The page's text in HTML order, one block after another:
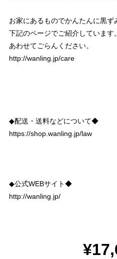
お家にあるものでかんたんに黒ず
下記のページでご紹介しています。
あわせてごらんください。
http://wanling.jp/care
◆配送・送料などについて◆
https://shop.wanling.jp/law
◆公式WEBサイト◆
http://wanling.jp/